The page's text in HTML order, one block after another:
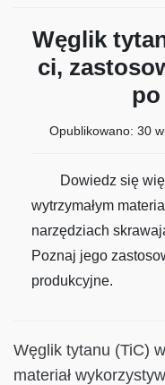
Węglik
ci,
Opublikowano: 30
Dowiedz się
wytrzymałym
narzędziach
Poznaj jego
produkcyjne.
Węglik tytanu (TiC)
materiał